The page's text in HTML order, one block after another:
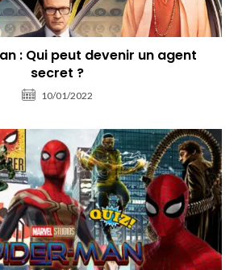
: Qui peut devenir un agent
secret ?
10/01/2022